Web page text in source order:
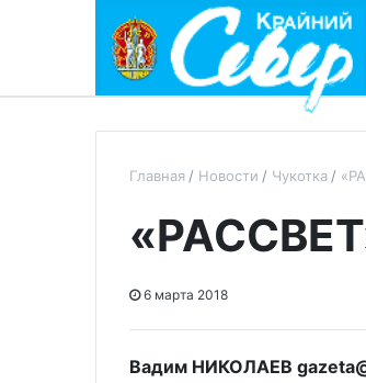
Главная Новости Чукотка
6 марта 2018
Вадим НИКОЛАЕВ